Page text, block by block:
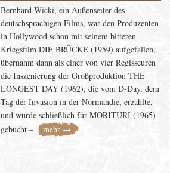
Bernhard Wicki, ein Außenseiter des
deutschsprachigen Films, war den Produzenten
in Hollywood schon mit seinem bitteren
Kriegsfilm DIE BRÜCKE (1959) aufgefallen,
übernahm dann als einer von vier Regisseuren
die Inszenierung der Großproduktion THE
LONGEST DAY (1962), die vom D-Day, dem
Tag der Invasion in der Normandie, erzählte,
und wurde schließlich für MORITURI (1965)
gebucht –
mehr →